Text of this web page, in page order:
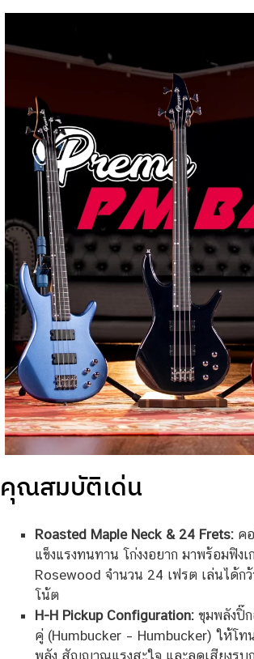
คุณสมบัติเด่น
Roasted Maple Neck & 24 Frets:คอ
แข็งแรงทนทาน โก่งงอยาก มาพร้อมฟิง
Rosewood จำนวน 24 เฟรต เล่นได้ก
โน้ต
H-H Pickup Configuration:ขุมพลังปิ๊
คู่ (Humbucker – Humbucker) ให้โท